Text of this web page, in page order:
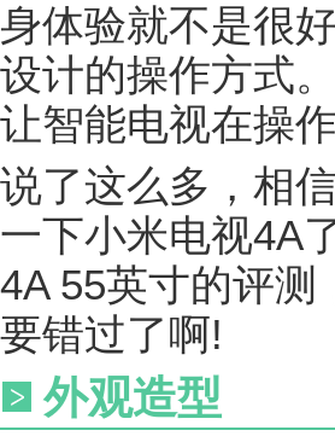
身体验就不是很
设计的操作方式
让智能电视在操
说了这么多，相
一下小米电视4A
4A 55英寸的评
要错过了啊!
外观造型